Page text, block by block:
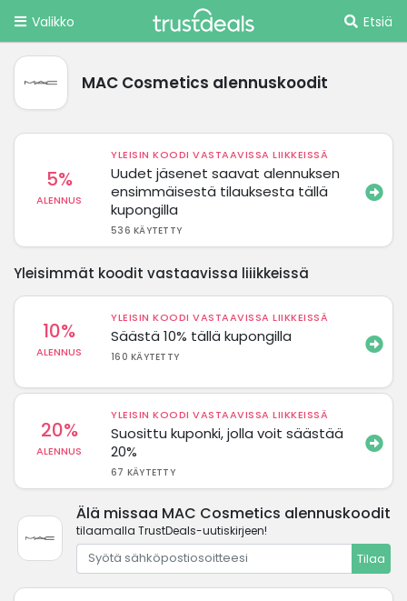
Valikko Etsiä
MAC Cosmetics alennuskoodit
5%
ALENNUS
YLEISIN KOODI VASTAAVISSA LIIKKEISSÄ
Uudet jäsenet saavat alennuksen
ensimmäisestä tilauksesta tällä
kupongilla
536 KÄYTETTY
Yleisimmät koodit vastaavissa liiikkeissä
10%
ALENNUS
YLEISIN KOODI VASTAAVISSA LIIKKEISSÄ
Säästä 10% tällä kupongilla
160 KÄYTETTY
20%
ALENNUS
YLEISIN KOODI VASTAAVISSA LIIKKEISSÄ
Suosittu kuponki, jolla voit säästää
20%
67 KÄYTETTY
Älä missaa MAC Cosmetics alennuskoodit
tilaamalla TrustDeals-uutiskirjeen!
Tilaa